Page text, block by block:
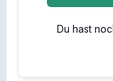
Du hast